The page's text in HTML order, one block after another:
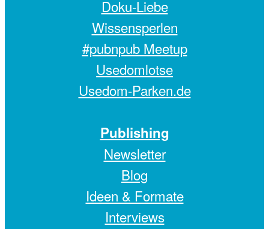
Doku-Liebe
Wissensperlen
#pubnpub Meetup
Usedomlotse
Usedom-Parken.de
Publishing
Newsletter
Blog
Ideen & Formate
Interviews